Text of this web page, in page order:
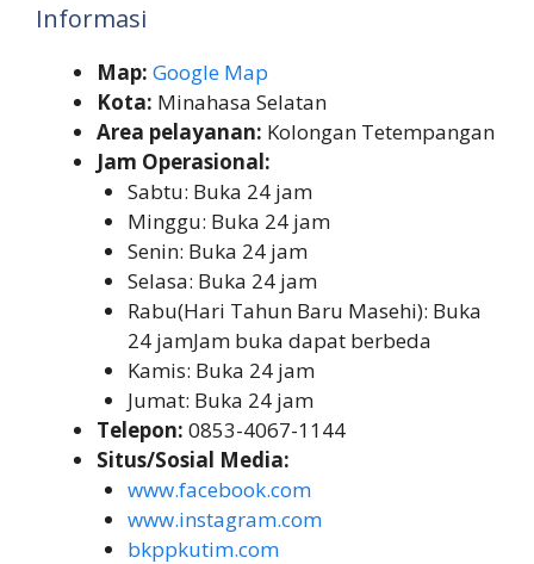
Informasi
Map: Google Map
Kota: Minahasa Selatan
Area pelayanan: Kolongan Tetempangan
Jam Operasional:
Sabtu: Buka 24 jam
Minggu: Buka 24 jam
Senin: Buka 24 jam
Selasa: Buka 24 jam
Rabu(Hari Tahun Baru Masehi): Buka
24 jamJam buka dapat berbeda
Kamis: Buka 24 jam
Jumat: Buka 24 jam
Telepon: 0853-4067-1144
Situs/Sosial Media:
www.facebook.com
www.instagram.com
bkppkutim.com